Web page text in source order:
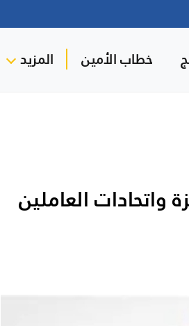
خطاب الأمين المزيد
موظفاً في غزة واتحادات العاملين